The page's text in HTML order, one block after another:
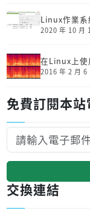
Linux作業
2020 年 10 月
在Linux上
2016 年 2 月 6
免費訂閱本站
交換連結